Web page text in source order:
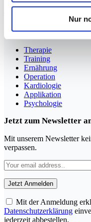
Nur
YouTube LinkedIn
Rubriken
Therapie
Training
Ernährung
Operation
Kardiologie
Applikation
Psychologie
Jetzt zum Newsletter
Mit unserem Newsletter
verpassen.
Mit der Anmeldung
Datenschutzerklärung
jederzeit abbestellen.